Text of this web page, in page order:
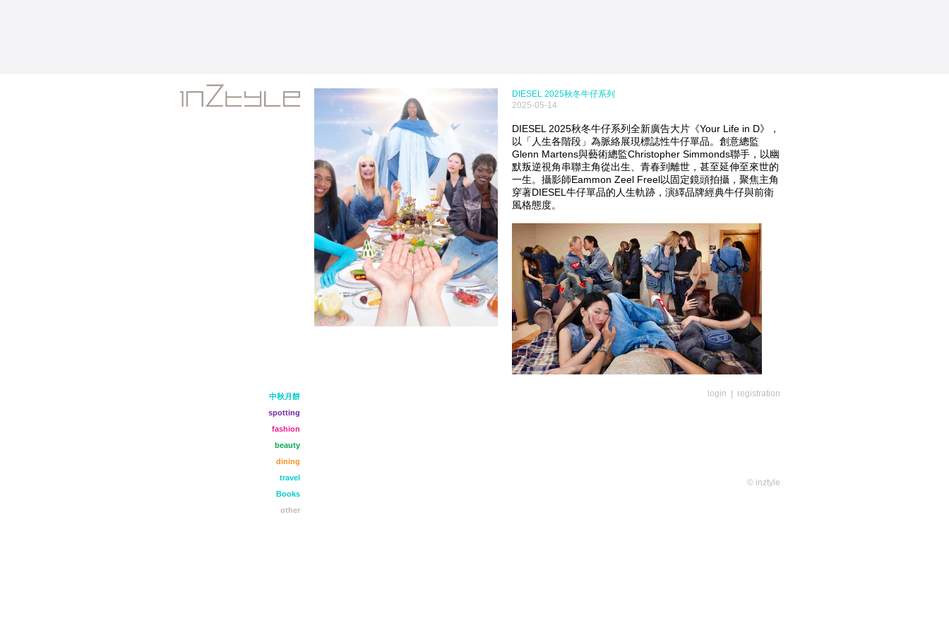
DIESEL 2025秋冬牛仔系列
2025-05-14
DIESEL 2025秋冬牛仔系列全新廣告大片《Your Life in D》，
以「人生各階段」為脈絡展現標誌性牛仔單品。創意總監
Glenn Martens與藝術總監Christopher Simmonds聯手，以幽
默叛逆視角串聯主角從出生、青春到離世，甚至延伸至來世的
一生。攝影師Eammon Zeel Freel以固定鏡頭拍攝，聚焦主角
穿著DIESEL牛仔單品的人生軌跡，演繹品牌經典牛仔與前衛
風格態度。
鏡頭始於嬰兒時期，身穿抽繩牛仔褲的他從搖籃裡向外張望，
綁帶式背心和全新高腰D-Sent牛仔褲成為全場焦點，搭配D-
中秋月餅
spotting
fashion
beauty
dining
travel
Books
other
login registration
© inztyle